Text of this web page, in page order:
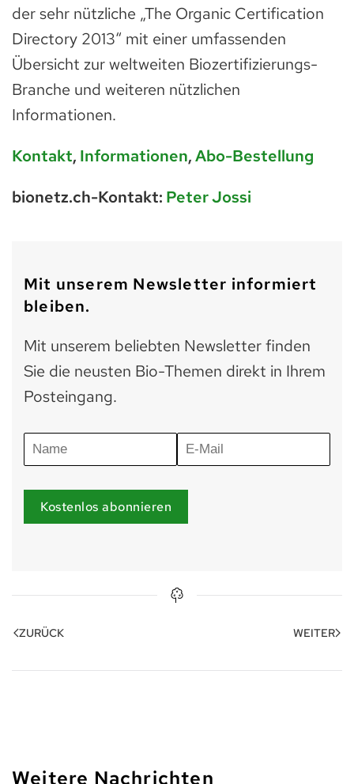
der sehr nützliche „The Organic Certification
Directory 2013“ mit einer umfassenden
Übersicht zur weltweiten Biozertifizierungs-
Branche und weiteren nützlichen
Informationen.
Kontakt, Informationen,Abo-Bestellung
bionetz.ch-Kontakt: Peter Jossi
Mit unserem Newsletter informiert
bleiben.
Mit unserem beliebten Newsletter finden
Sie die neusten Bio-Themen direkt in Ihrem
Posteingang.
Kostenlos abonnieren
ZURÜCK WEITER
Weitere Nachrichten